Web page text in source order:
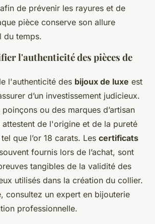
de prévenir les rayures et de
pièce conserve son allure
du temps.
l'authenticité des pièces de
l'authenticité des bijoux de luxe est
d’un investissement judicieux.
ou des marques d’artisan
de l'origine et de la pureté
que l’or 18 carats. Les certificats
fournis lors de l’achat, sont
tangibles de la validité des
utilisés dans la création du collier.
consultez un expert en bijouterie
professionnelle.